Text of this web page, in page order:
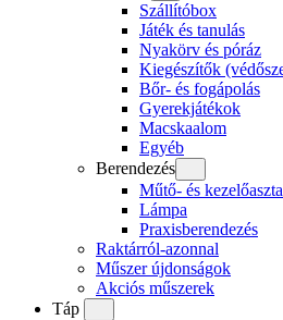
Szállítóbox
Játék és tanulás
Nyakörv és póráz
Kiegészítők
Bőr- és fogápolás
Gyerekjátékok
Macskaalom
Egyéb
Berendezés
Műtő- és
Lámpa
Praxisberendezés
Raktárról-azonnal
Műszer újdonságok
Akciós műszerek
Táp